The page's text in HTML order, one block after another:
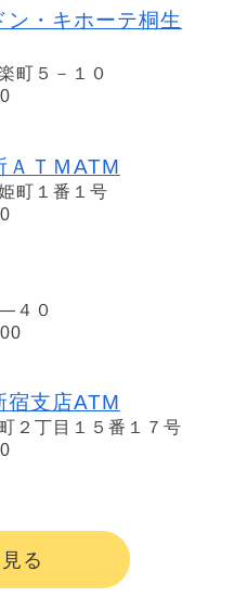
ン・キホーテ桐生
町５－１０
ＡＴＭATM
町１番１号
４０
宿支店ATM
２丁目１５番１７号
る